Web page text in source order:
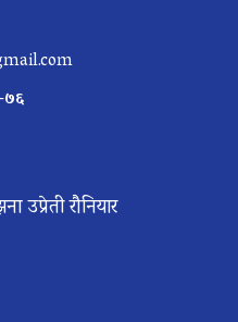
उप्रेती रौनियार